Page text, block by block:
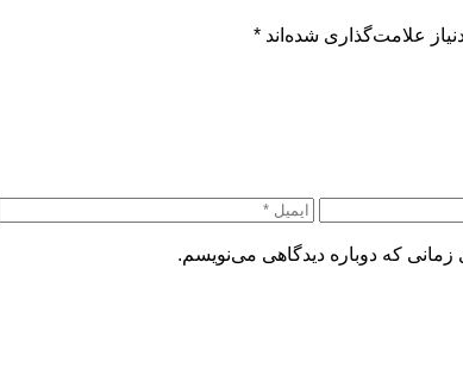
علامت‌گذاری شده‌اند *
که دوباره دیدگاهی می‌نویسم.